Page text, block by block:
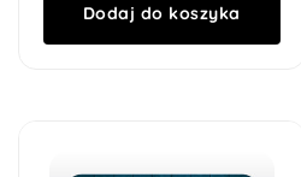
Dodaj do koszyka